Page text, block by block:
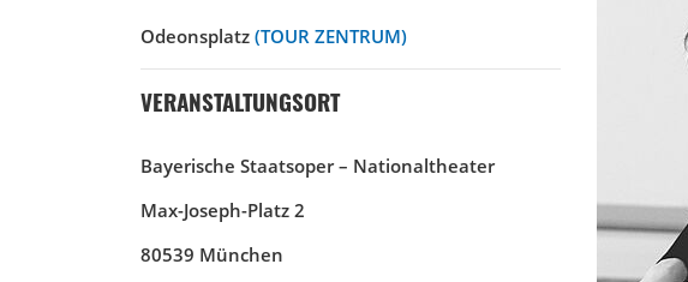
Odeonsplatz (TOUR ZENTRUM)
VERANSTALTUNGSORT
Bayerische Staatsoper – Nationaltheater
Max-Joseph-Platz 2
80539 München